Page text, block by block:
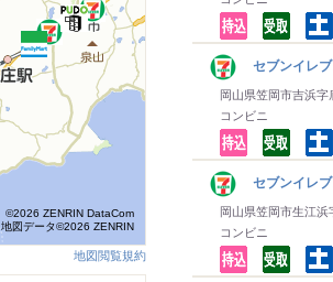
セブンイ
岡山県笠岡市吉浜字
コンビニ
セブンイレ
岡山県笠岡市生江浜
コンビニ
©2026 ZENRIN DataCom
地図データ©2026 ZENRIN
地図閲覧規約